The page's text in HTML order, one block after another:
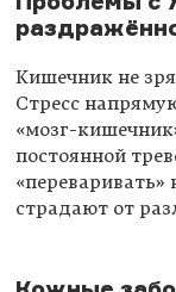
Кишечник не
Стресс
«мозг-
постоянной
страдают от